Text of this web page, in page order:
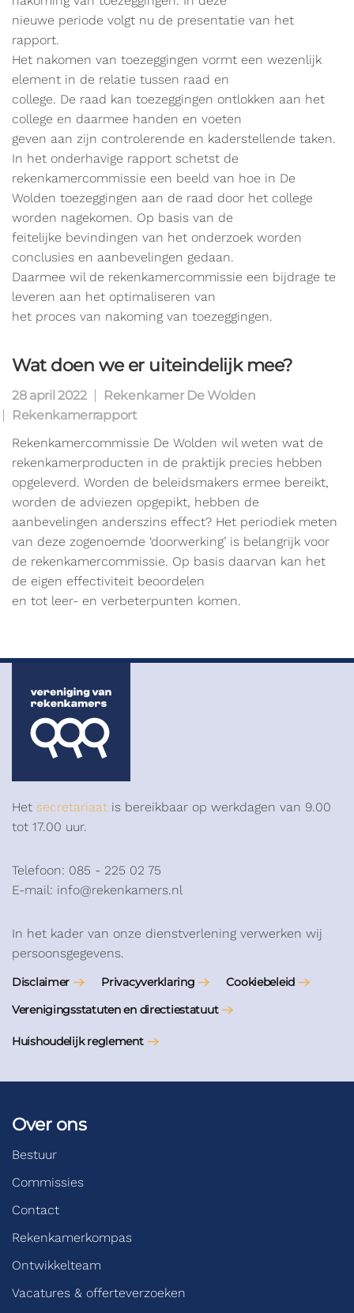
nieuwe periode volgt nu de presentatie van het
rapport.
Het nakomen van toezeggingen vormt een wezenlijk
element in de relatie tussen raad en
college. De raad kan toezeggingen ontlokken aan het
college en daarmee handen en voeten
geven aan zijn controlerende en kaderstellende taken.
In het onderhavige rapport schetst de
rekenkamercommissie een beeld van hoe in De
Wolden toezeggingen aan de raad door het college
worden nagekomen. Op basis van de
feitelijke bevindingen van het onderzoek worden
conclusies en aanbevelingen gedaan.
Daarmee wil de rekenkamercommissie een bijdrage te
leveren aan het optimaliseren van
het proces van nakoming van toezeggingen.
Wat doen we er uiteindelijk mee?
28 april 2022
Rekenkamer De Wolden
Rekenkamerrapport
Rekenkamercommissie De Wolden wil weten wat de
rekenkamerproducten in de praktijk precies hebben
opgeleverd. Worden de beleidsmakers ermee bereikt,
worden de adviezen opgepikt, hebben de
aanbevelingen anderszins effect? Het periodiek meten
van deze zogenoemde ‘doorwerking’ is belangrijk voor
de rekenkamercommissie. Op basis daarvan kan het
de eigen effectiviteit beoordelen
en tot leer- en verbeterpunten komen.
Het secretariaat is bereikbaar op werkdagen van 9.00
tot 17.00 uur.
Telefoon: 085 - 225 02 75
E-mail: info@rekenkamers.nl
In het kader van onze dienstverlening verwerken wij
persoonsgegevens.
Disclaimer Privacyverklaring
Cookiebeleid
Verenigingsstatuten en directiestatuut
Huishoudelijk reglement
Over ons
Bestuur
Commissies
Contact
Rekenkamerkompas
Ontwikkelteam
Vacatures & offerteverzoeken